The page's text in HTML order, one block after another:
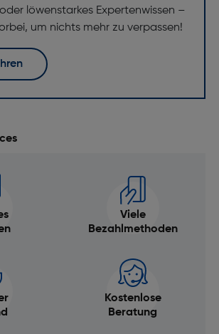
löwenstarkes Expertenwissen –
um nichts mehr zu verpassen!
Viele
Bezahlmethoden
Kostenlose
Beratung